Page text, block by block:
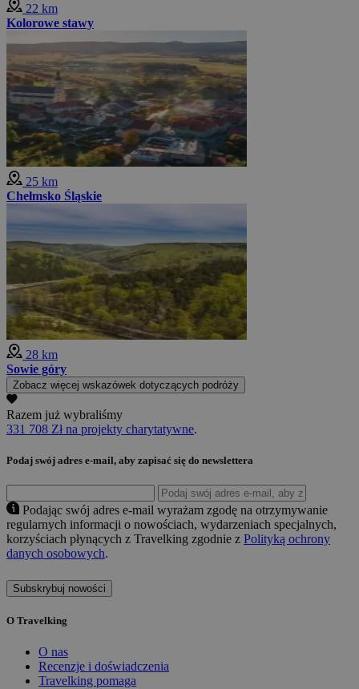
22 km
Kolorowe stawy
25 km
Chełmsko Śląskie
28 km
Sowie góry
Zobacz więcej wskazówek dotyczących podróży
Razem już wybraliśmy
331 708 Zł na projekty charytatywne.
Podaj swój adres e-mail, aby zapisać się do newslettera
Podając swój adres e-mail wyrażam zgodę na otrzymywanie
regularnych informacji o nowościach, wydarzeniach specjalnych,
korzyściach płynących z Travelking zgodnie z Polityką ochrony
danych osobowych.
Subskrybuj nowości
O Travelking
O nas
Recenzje i doświadczenia
Travelking pomaga